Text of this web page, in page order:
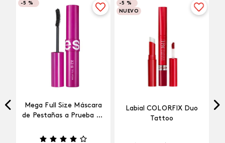
-5 %
Mega Full Size Máscara
de Pestañas a Prueba de
-5 %
NUEVO
Labial COLORFIX Duo
Tattoo